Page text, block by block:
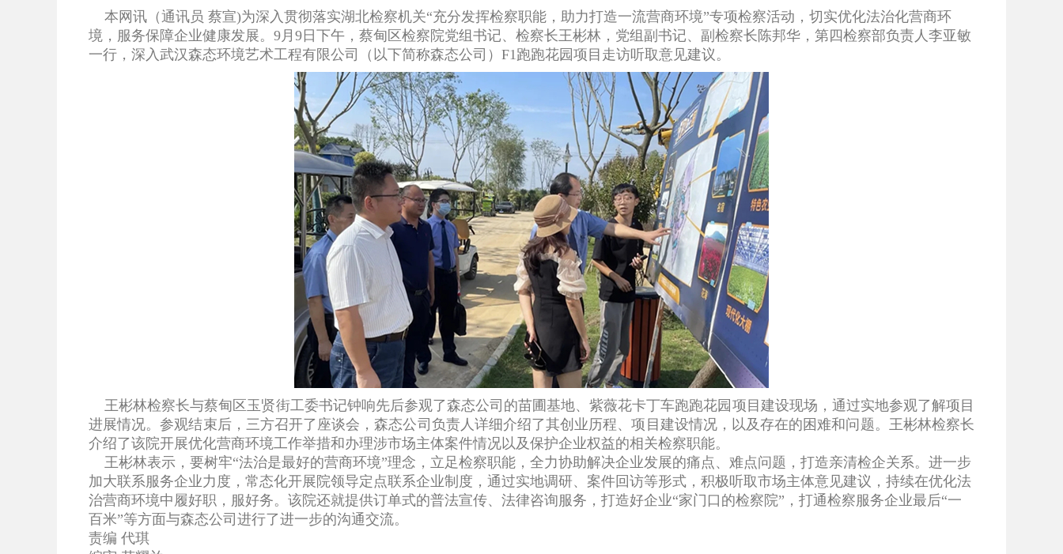
本网讯（通讯员 蔡宣)为深入贯彻落实湖北检察机关“充分发挥检察职能，助力打造一流营商环境”专项检察活动，切实优化法治化营商环
境，服务保障企业健康发展。9月9日下午，蔡甸区检察院党组书记、检察长王彬林，党组副书记、副检察长陈邦华，第四检察部负责人李亚敏
一行，深入武汉森态环境艺术工程有限公司（以下简称森态公司）F1跑跑花园项目走访听取意见建议。
王彬林检察长与蔡甸区玉贤街工委书记钟响先后参观了森态公司的苗圃基地、紫薇花卡丁车跑跑花园项目建设现场，通过实地参观了解项目
进展情况。参观结束后，三方召开了座谈会，森态公司负责人详细介绍了其创业历程、项目建设情况，以及存在的困难和问题。王彬林检察长
介绍了该院开展优化营商环境工作举措和办理涉市场主体案件情况以及保护企业权益的相关检察职能。
王彬林表示，要树牢“法治是最好的营商环境”理念，立足检察职能，全力协助解决企业发展的痛点、难点问题，打造亲清检企关系。进一步
加大联系服务企业力度，常态化开展院领导定点联系企业制度，通过实地调研、案件回访等形式，积极听取市场主体意见建议，持续在优化法
治营商环境中履好职，服好务。 该院还就提供订单式的普法宣传、法律咨询服务，打造好企业“家门口的检察院”，打通检察服务企业最后“一
百米”等方面与森态公司进行了进一步的沟通交流。
责编 代琪